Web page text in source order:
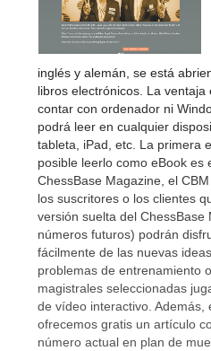
inglés y alemán, se está
libros electrónicos. La
contar con ordenador ni
podrá leer en cualquier
tableta, iPad, etc. La primera
posible leerlo como eBook es
ChessBase Magazine, el
los suscritores o los clientes
versión suelta del ChessBase
números futuros) podrán
fácilmente de las nuevas
problemas de entrenamiento
magistrales seleccionadas
de vídeo interactivo. Además,
ofrecemos gratis un artículo
número actual en plan de